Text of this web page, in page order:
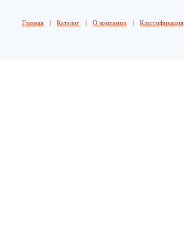
Главная | Каталог | О компании | Классификация